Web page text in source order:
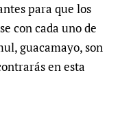
para que los
con cada uno de
guacamayo, son
en esta